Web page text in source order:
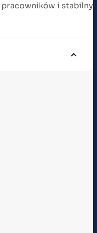
pracowników i stabilny